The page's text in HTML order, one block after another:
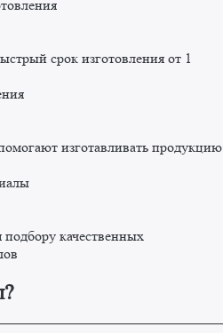
срок изготовления от 1
изготавливать продукцию
качественных